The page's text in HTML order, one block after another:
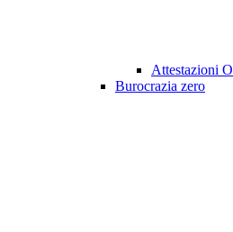
Attestazioni
Burocrazia zero